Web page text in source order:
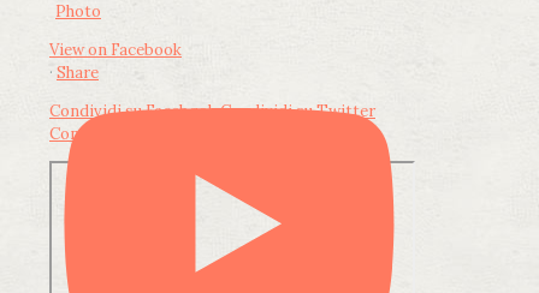
Photo
View on Facebook
· Share
Condividi su FacebookCondividi su Twitter
Condividi su LinkedIn